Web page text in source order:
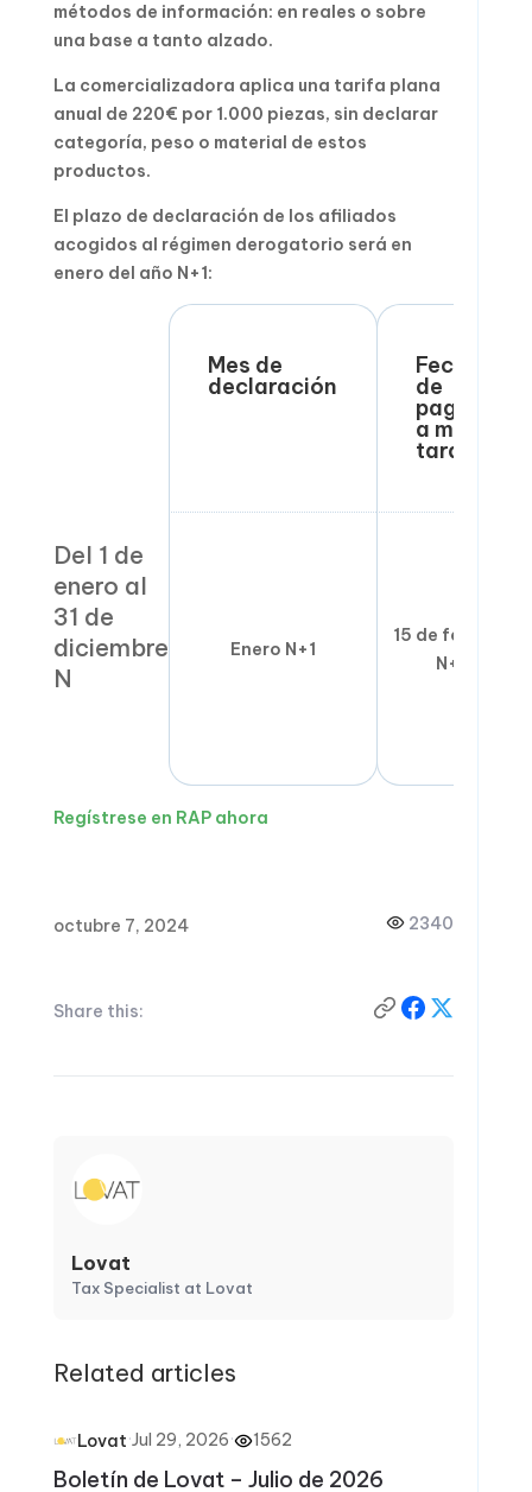
métodos de información: en reales o sobre
una base a tanto alzado.
La comercializadora aplica una tarifa plana
anual de 220€ por 1.000 piezas, sin declarar
categoría, peso o material de estos
productos.
El plazo de declaración de los afiliados
acogidos al régimen derogatorio será en
enero del año N+1:
Mes de
declaración
Fecha
de
pago
a más
tardar
Del 1 de
enero al
31 de
diciembre
N
Enero N+1
15 de febrero
N+1
Regístrese en RAP ahora
octubre 7, 2024 2340
Share this:
Lovat
Tax Specialist at Lovat
Related articles
Lovat·Jul 29, 2026· 1562
Boletín de Lovat – Julio de 2026